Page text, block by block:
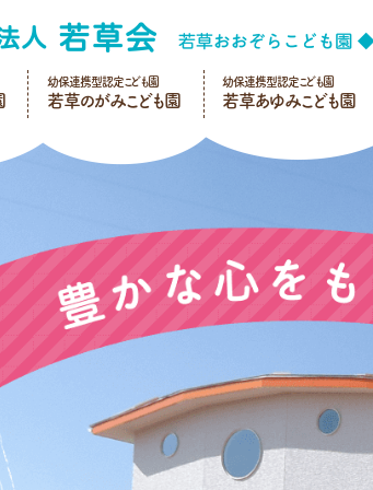
幼保連携型認定こども園
若草のがみこども園
幼保連携型認定こども園
若草あゆみこども園